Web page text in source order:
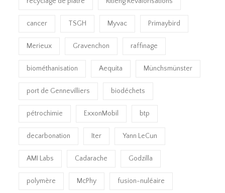
cancer TSGH Myvac Primaybird
Merieux Gravenchon raffinage
biométhanisation Aequita Münchsmünster
port de Gennevilliers biodéchets
pétrochimie ExxonMobil btp
decarbonation Iter Yann LeCun
AMI Labs Cadarache Godzilla
polymère McPhy fusion-nuléaire